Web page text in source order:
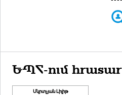
ԵՊՀ-ում
Մկրտչյան Լիլիթ